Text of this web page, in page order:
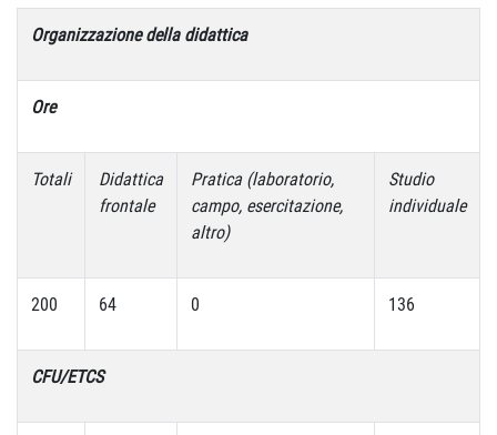
Organizzazione della didattica
Ore
Totali
Didattica
frontale
Pratica (laboratorio,
campo, esercitazione,
altro)
Studio
individuale
200 64 0 136
CFU/ETCS